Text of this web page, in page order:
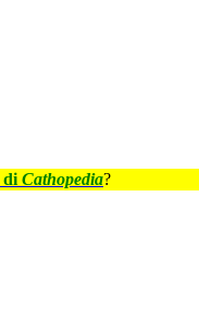
di Cathopedia?